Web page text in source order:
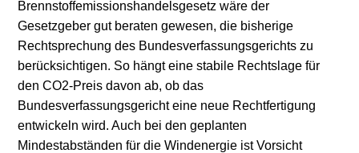
Brennstoffemissionshandelsgesetz wäre der
Gesetzgeber gut beraten gewesen, die bisherige
Rechtsprechung des Bundesverfassungsgerichts zu
berücksichtigen. So hängt eine stabile Rechtslage für
den CO2-Preis davon ab, ob das
Bundesverfassungsgericht eine neue Rechtfertigung
entwickeln wird. Auch bei den geplanten
Mindestabständen für die Windenergie ist Vorsicht